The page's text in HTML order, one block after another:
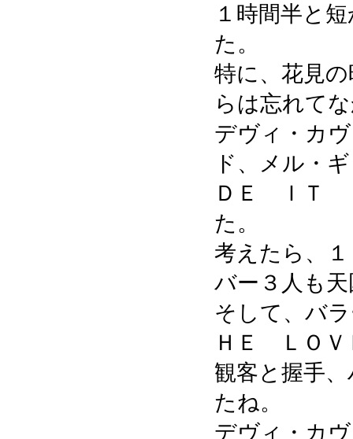
１時間半と
た。
特に、花見
らは忘れて
デヴィ・カ
ド、メル・
ＤＥ ＩＴ
た。
考えたら、
バー３人も
そして、バ
ＨＥ ＬＯＶ
観客と握手
たね。
デヴィ・カ